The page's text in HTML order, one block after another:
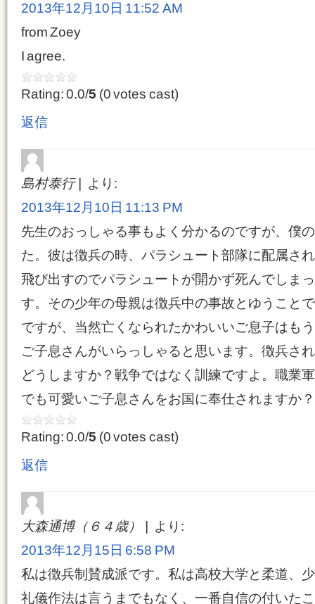
2013年12月10日 11:52 AM
from Zoey
I agree.
Rating: 0.0/5 (0 votes cast)
返信
島村泰行
より:
2013年12月10日 11:13 PM
先生のおっしゃる事もよく分かるのですが、僕
た。彼は徴兵の時、パラシュート部隊に配属さ
飛び出すのでパラシュートが開かず死んでしま
す。その少年の母親は徴兵中の事故とゆうこと
ですが、当然亡くなられたかわいいご息子はも
ご子息さんがいらっしゃると思います。徴兵さ
どうしますか？戦争ではなく訓練ですよ。職業
でも可愛いご子息さんをお国に奉仕されますか？
Rating: 0.0/5 (0 votes cast)
返信
大森通博（６４歳）
より:
2013年12月15日 6:58 PM
私は徴兵制賛成派です。私は高校大学と柔道、
礼儀作法は言うまでもなく、一番自信の付いた